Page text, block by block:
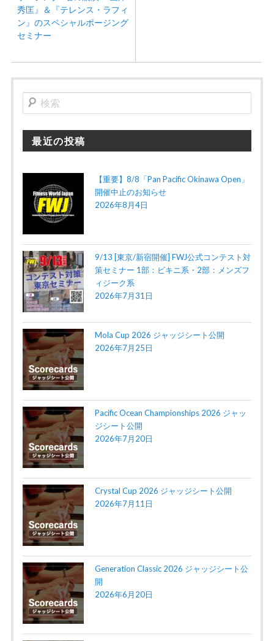
秀匡』＆『テレンス・ラフィ
ン』のスペシャルポージング
セミナー
検
索
最近の投稿
【重要】8/8「Pan Pacific Okinawa Open」
開催中止のお知らせ
2026年8月4日
9/13 [東京/新宿開催] FWJ公式コンテスト対
策セミナー 1部：ビキニ系・2部：メンズフ
ィジーク系
2026年7月31日
Mola Cup 2026 ジャッジシート公開
2026年7月25日
Pacific Ocean Championships 2026 ジャッ
ジシート公開
2026年7月20日
Crystal Cup 2026 ジャッジシート公開
2026年7月11日
Generation Classic 2026 ジャッジシート公
開
2026年6月20日